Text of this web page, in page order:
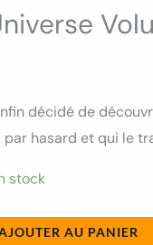
décidé de
hasard et qui le
stock
AU PANIER